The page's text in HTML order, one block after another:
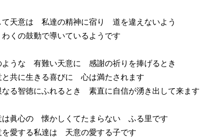
て天意は 私達の精神に宿り 道を違えないよう
くの鼓動で導いているようです
ような 有難い天意に 感謝の祈りを捧げるとき
と共に生きる喜びに 心は満たされます
なる智徳にふれるとき 素直に自信が湧き出して来ます
は眞心の 懐かしくてたまらない ふる里です
を愛する私達は 天意の愛する子です